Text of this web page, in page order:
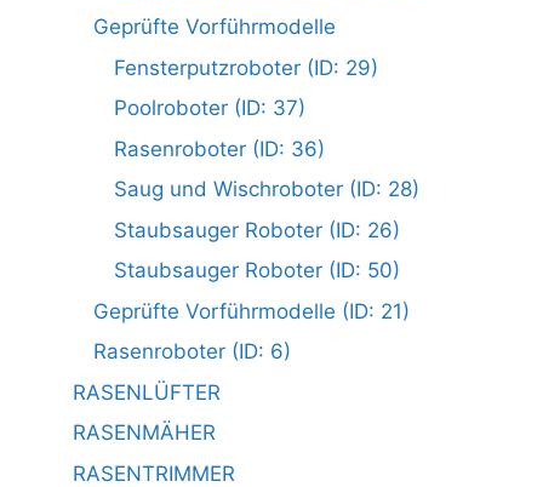
Geprüfte Vorführmodelle
Fensterputzroboter (ID: 29)
Poolroboter (ID: 37)
Rasenroboter (ID: 36)
Saug und Wischroboter (ID: 28)
Staubsauger Roboter (ID: 26)
Staubsauger Roboter (ID: 50)
Geprüfte Vorführmodelle (ID: 21)
Rasenroboter (ID: 6)
RASENLÜFTER
RASENMÄHER
RASENTRIMMER